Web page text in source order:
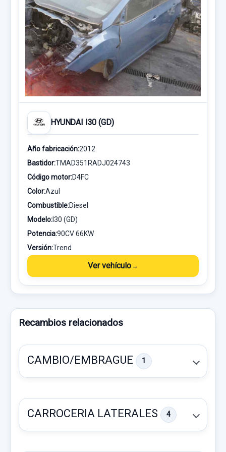
HYUNDAI I30 (GD)
Año fabricación:2012
Bastidor:TMAD351RADJ024743
Código motor:D4FC
Color:Azul
Combustible:Diesel
Modelo:I30 (GD)
Potencia:90CV 66KW
Versión:Trend
Ver vehículo
Recambios relacionados
CAMBIO/EMBRAGUE 1
CARROCERIA LATERALES 4